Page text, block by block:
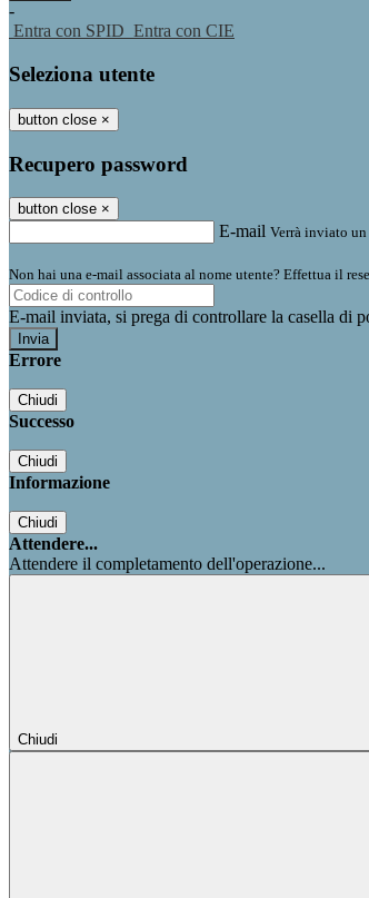
-
Entra con SPID Entra con CIE
Seleziona utente
button close ×
Recupero password
button close ×
E-mail Verrà inviato
Non hai una e-mail associata al nome utente? Effettua il
E-mail inviata, si prega di controllare la casella di
Errore
Chiudi
Successo
Chiudi
Informazione
Chiudi
Attendere...
Attendere il completamento dell'operazione...
Chiudi